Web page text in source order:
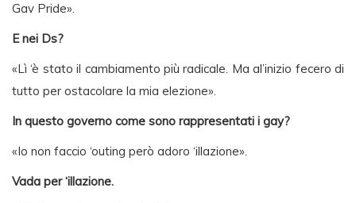
Gav Pride».
E nei Ds?
«Lì ‘è stato il cambiamento più radicale. Ma al’inizio fecero di
tutto per ostacolare la mia elezione».
In questo governo come sono rappresentati i gay?
«Io non faccio ‘outing però adoro ‘illazione».
Vada per ‘illazione.